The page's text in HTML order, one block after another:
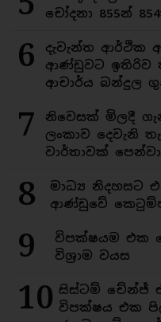
චෝදනා 855න්
6
දැවැන්ත ආර්ථික
ආණ්ඩුවට ඉතිරිව
ආචාර්ය බන්දුල
7
නිවෙසක් මිලදී
ලංකාව දෙවැනි
වාර්තාවක්
8
මාධ්‍ය නිදහසට
ආණ්ඩුවේ
9
විපක්ෂයම එක
විශ්‍රාම වයස
10 සිස්ටම් චේන්ජ්
විපක්ෂය එක